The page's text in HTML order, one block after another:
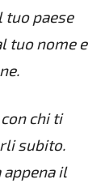
paese
tuo nome e
chi ti
subito.
appena il